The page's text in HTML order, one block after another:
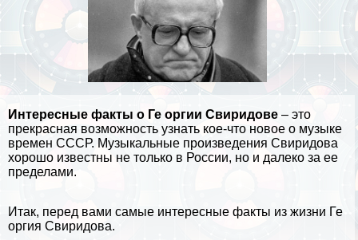
Интересные факты о Ге opгии Свиридове – это
прекрасная возможность узнать кое-что новое о музыке
времен СССР. Музыкальные произведения Свиридова
хорошо известны не только в России, но и далеко за ее
пределами.
Итак, перед вами самые интересные факты из жизни Ге
opгия Свиридова.